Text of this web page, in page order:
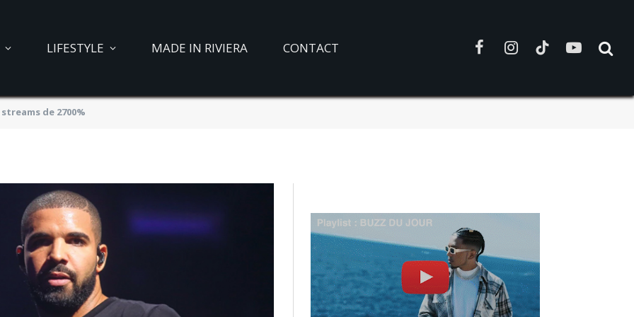
LIFESTYLE MADE IN RIVIERA CONTACT FacebookInstagramTikTokYouTube
de 2700%
Drake augmente les